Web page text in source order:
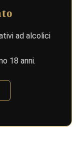
ad alcolici
18 anni.